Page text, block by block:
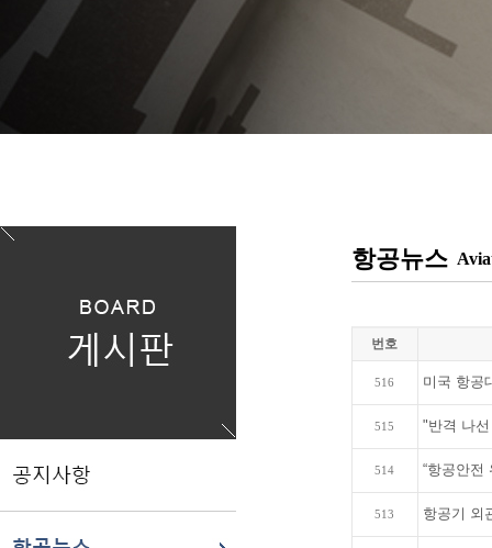
항공뉴스
번호
516 미국 항공
515 "반격 나
514 “항공안전
513 항공기 외